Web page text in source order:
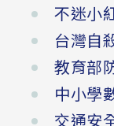
不迷小
台灣自
教育部
中小學
交通安